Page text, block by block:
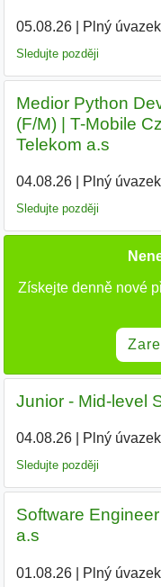
05.08.26| Plný úvazek|
Sledujte později
Medior Python
(F/M) | T-Mobile
Telekom a.s
04.08.26| Plný úvazek|
Sledujte později
Získejte denně nové
Junior - Mid-level
04.08.26| Plný úvazek|
Sledujte později
Software
a.s
01.08.26| Plný úvazek|